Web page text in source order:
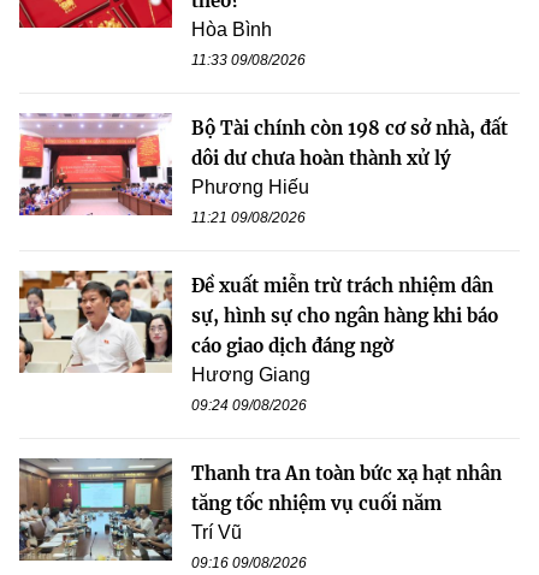
Hòa Bình
11:33 09/08/2026
Bộ Tài chính còn 198 cơ sở nhà, đất
dôi dư chưa hoàn thành xử lý
Phương Hiếu
11:21 09/08/2026
Đề xuất miễn trừ trách nhiệm dân
sự, hình sự cho ngân hàng khi báo
cáo giao dịch đáng ngờ
Hương Giang
09:24 09/08/2026
Thanh tra An toàn bức xạ hạt nhân
tăng tốc nhiệm vụ cuối năm
Trí Vũ
09:16 09/08/2026